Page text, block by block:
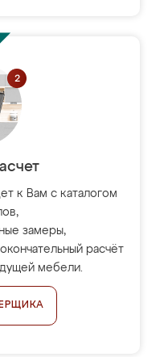
к Вам с каталогом
замеры,
расчёт
мебели.